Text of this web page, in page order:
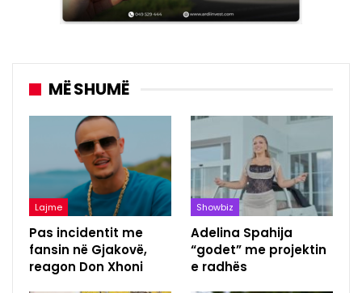
MË SHUMË
Lajme
Pas incidentit me
fansin në Gjakovë,
reagon Don Xhoni
Showbiz
Adelina Spahija
“godet” me projektin
e radhës